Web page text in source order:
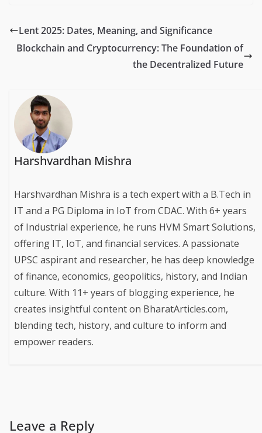
Lent 2025: Dates, Meaning, and Significance
Blockchain and Cryptocurrency: The Foundation of
the Decentralized Future
Harshvardhan Mishra
Harshvardhan Mishra is a tech expert with a B.Tech in
IT and a PG Diploma in IoT from CDAC. With 6+ years
of Industrial experience, he runs HVM Smart Solutions,
offering IT, IoT, and financial services. A passionate
UPSC aspirant and researcher, he has deep knowledge
of finance, economics, geopolitics, history, and Indian
culture. With 11+ years of blogging experience, he
creates insightful content on BharatArticles.com,
blending tech, history, and culture to inform and
empower readers.
Leave a Reply